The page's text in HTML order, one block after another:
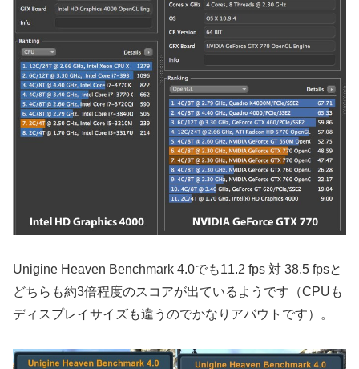
Unigine Heaven Benchmark 4.0でも11.2 fps 対 38.5 fpsと
どちらも約3倍程度のスコアが出ているようです（CPUも
ディスプレイサイズも違うのでかなりアバウトです）。